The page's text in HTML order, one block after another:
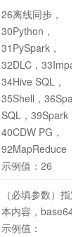
26离线同步，
30Python，
31PySpark，
32DLC，
34Hive SQL，
35Shell，36Spark
SQL，39Spark，
40CDW PG，
92MapReduce
示例值：26
（必填参数）指
本内容，base64
示例值：